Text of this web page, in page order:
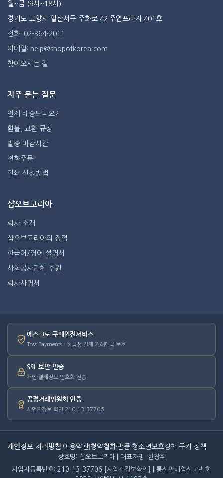
월~금 (9시~18시)
경기도 고양시 일산서구 주화로 42 주엽프라자 401호
전화: 02-364-2011
이메일: help@shopofkorea.com
찾아오시는 길
자주 묻는 질문
언제 배송되나요?
환불, 교환 규정
발송 마감시간
전화주문
인쇄 신청방법
샵오브코리아
회사 소개
샵오브코리아의 장점
한국어/영어 설명서
사회봉사단체 후원
회사사명서
에스크로 구매안전서비스
Toss Payments · 현금성 결제 거래대금 보호
SSL 보안 인증
개인·결제정보 암호화 전송
공정거래위원회 인증
사업자정보 확인 210-13-37706
개인정보 처리방침 이용약관 청약철회·반품 청소년보호정책 쿠키 정책
상호명: 샵오브코리아 | 대표자명: 한창휘
사업자등록번호: 210-13-37706
[사업자정보확인]
| 통신판매업신고번호: